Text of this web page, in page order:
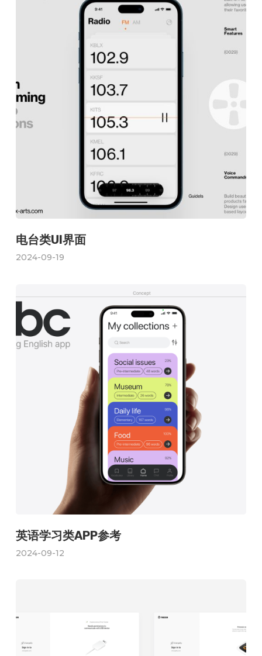
电台类UI界面
2024-09-19
英语学习类APP参考
2024-09-12